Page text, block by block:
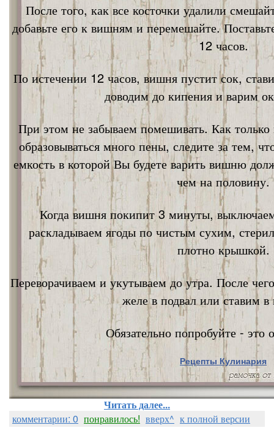
После того, как все косточки удалили
добавьте его к вишням и перемешайте.
12 часов.
По истечении 12 часов, вишня пустит сок,
доводим до кипения и варим
При этом не забываем помешивать. Как
образовываться много пены, следите за тем,
емкость в которой Вы будете варить вишню
чем на половину.
Когда вишня покипит 3 минуты,
раскладываем ягоды по чистым сухим,
плотно крышкой.
Переворачиваем и укутываем до утра. После
желе в подвал или ставим в
Обязательно попробуйте - это
Рецепты Кулинария
Nata Vi
Читать далее...
комментарии: 0 понравилось! вверх^ к полной версии